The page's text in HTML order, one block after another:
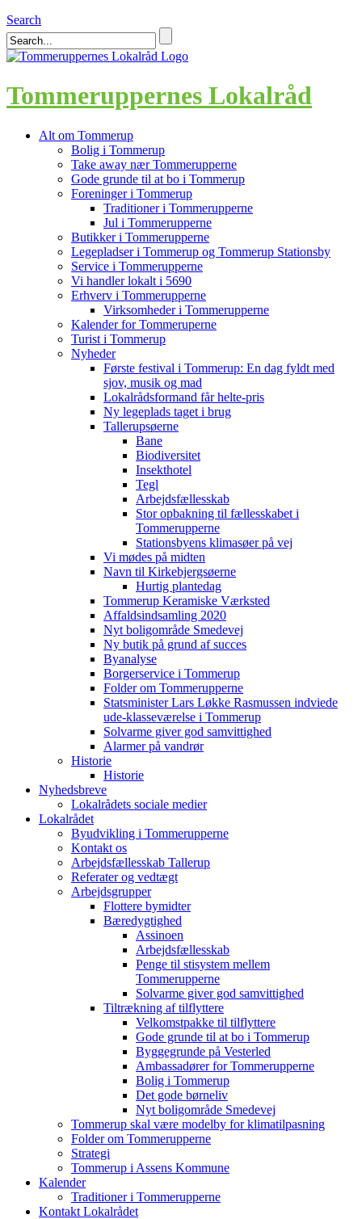
Search
Tommeruppernes Lokalråd
Alt om Tommerup
Bolig i Tommerup
Take away nær Tommerupperne
Gode grunde til at bo i Tommerup
Foreninger i Tommerup
Traditioner i Tommerupperne
Jul i Tommerupperne
Butikker i Tommerupperne
Legepladser i Tommerup og Tommerup Stationsby
Service i Tommerupperne
Vi handler lokalt i 5690
Erhverv i Tommerupperne
Virksomheder i Tommerupperne
Kalender for Tommeruperne
Turist i Tommerup
Nyheder
Første festival i Tommerup: En dag fyldt med
sjov, musik og mad
Lokalrådsformand får helte-pris
Ny legeplads taget i brug
Tallerupsøerne
Bane
Biodiversitet
Insekthotel
Tegl
Arbejdsfællesskab
Stor opbakning til fællesskabet i
Tommerupperne
Stationsbyens klimasøer på vej
Vi mødes på midten
Navn til Kirkebjergsøerne
Hurtig plantedag
Tommerup Keramiske Værksted
Affaldsindsamling 2020
Nyt boligområde Smedevej
Ny butik på grund af succes
Byanalyse
Borgerservice i Tommerup
Folder om Tommerupperne
Statsminister Lars Løkke Rasmussen indviede
ude-klasseværelse i Tommerup
Solvarme giver god samvittighed
Alarmer på vandrør
Historie
Historie
Nyhedsbreve
Lokalrådets sociale medier
Lokalrådet
Byudvikling i Tommerupperne
Kontakt os
Arbejdsfællesskab Tallerup
Referater og vedtægt
Arbejdsgrupper
Flottere bymidter
Bæredygtighed
Assinoen
Arbejdsfællesskab
Penge til stisystem mellem
Tommerupperne
Solvarme giver god samvittighed
Tiltrækning af tilflyttere
Velkomstpakke til tilflyttere
Gode grunde til at bo i Tommerup
Byggegrunde på Vesterled
Ambassadører for Tommerupperne
Bolig i Tommerup
Det gode børneliv
Nyt boligområde Smedevej
Tommerup skal være modelby for klimatilpasning
Folder om Tommerupperne
Strategi
Tommerup i Assens Kommune
Kalender
Traditioner i Tommerupperne
Kontakt Lokalrådet